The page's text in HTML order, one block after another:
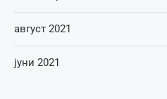
август 2021
јуни 2021